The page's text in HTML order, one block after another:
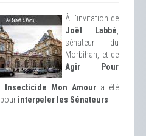
À l'invitation de
Joël Labbé
sénateur du
Morbihan, et de
Agir Pour
Insecticide Mon Amour a été
pour interpeler les Sénateurs !